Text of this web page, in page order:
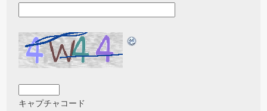
キャプチャコード